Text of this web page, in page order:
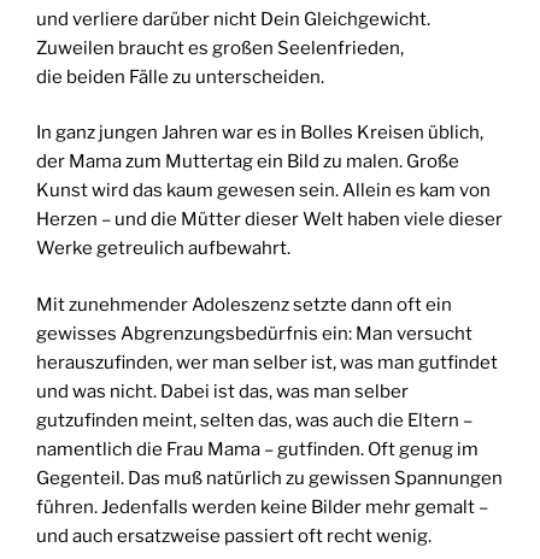
und verliere darüber nicht Dein Gleichgewicht.
Zuweilen braucht es großen Seelenfrieden,
die beiden Fälle zu unterscheiden.
In ganz jungen Jahren war es in Bolles Kreisen üblich,
der Mama zum Muttertag ein Bild zu malen. Große
Kunst wird das kaum gewesen sein. Allein es kam von
Herzen – und die Mütter dieser Welt haben viele dieser
Werke getreulich aufbewahrt.
Mit zunehmender Adoleszenz setzte dann oft ein
gewisses Abgrenzungsbedürfnis ein: Man versucht
herauszufinden, wer man selber ist, was man gutfindet
und was nicht. Dabei ist das, was man selber
gutzufinden meint, selten das, was auch die Eltern –
namentlich die Frau Mama – gutfinden. Oft genug im
Gegenteil. Das muß natürlich zu gewissen Spannungen
führen. Jedenfalls werden keine Bilder mehr gemalt –
und auch ersatzweise passiert oft recht wenig.